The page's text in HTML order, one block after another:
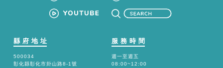
縣府地址
500034
彰化縣彰化市卦山路8-1號
服務時間
週一至週五
08:00~12:00